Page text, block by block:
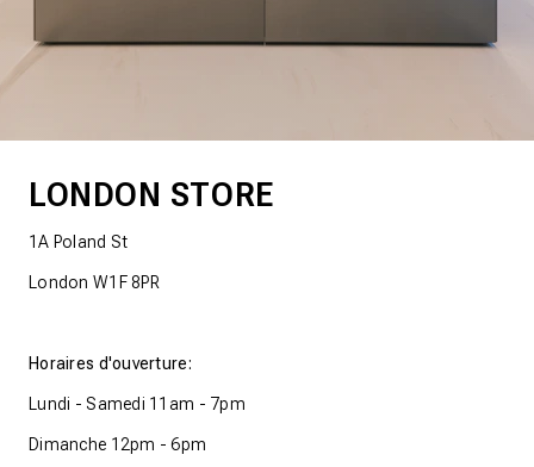
LONDON STORE
1A Poland St
London W1F 8PR
Horaires d'ouverture:
Lundi - Samedi 11am - 7pm
Dimanche 12pm - 6pm